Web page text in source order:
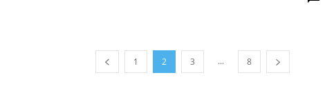
1 2 3 ... 8